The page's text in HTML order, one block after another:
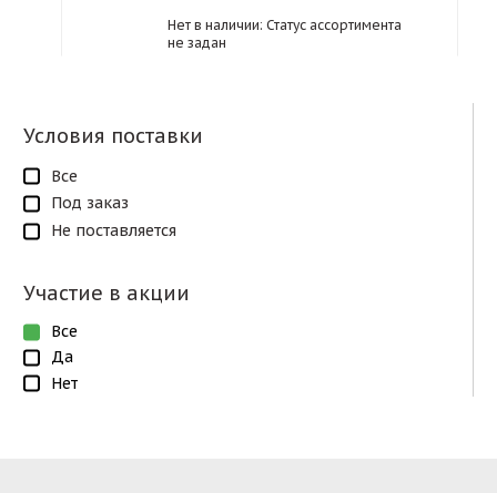
Условия поставки
Все
Под заказ
Не поставляется
Участие в акции
Все
Да
Нет
Нет в наличии: Статус ассортимента
не задан